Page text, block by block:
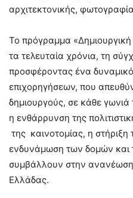
αρχιτεκτονικής,
Το πρόγραμμα
τα τελευταία χρόνια, τη
προσφέροντας ένα δυναμικό
επιχορηγήσεων, που
δημιουργούς, σε κάθε
η ενθάρρυνση της
της καινοτομίας, η στήριξη
ενδυνάμωση των δομών
συμβάλλουν στην ανανέωση
Ελλάδας.